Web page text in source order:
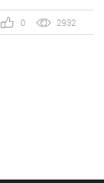
Роман
в Яндекс
2932
0